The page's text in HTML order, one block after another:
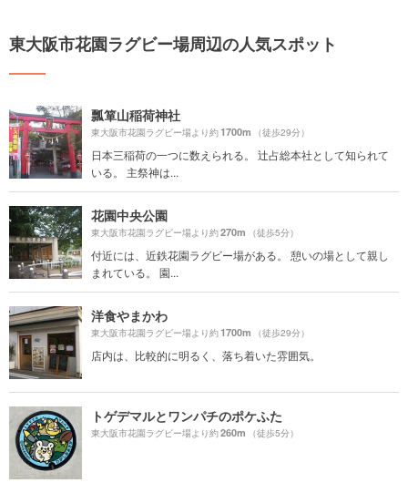
東大阪市花園ラグビー場周辺の人気スポット
瓢箪山稲荷神社
東大阪市花園ラグビー場より約1700m （徒歩29分）
日本三稲荷の一つに数えられる。 辻占総本社として知られて
いる。 主祭神は...
花園中央公園
東大阪市花園ラグビー場より約270m （徒歩5分）
付近には、近鉄花園ラグビー場がある。 憩いの場として親し
まれている。 園...
洋食やまかわ
東大阪市花園ラグビー場より約1700m （徒歩29分）
店内は、比較的に明るく、落ち着いた雰囲気。
トゲデマルとワンパチのポケふた
東大阪市花園ラグビー場より約260m （徒歩5分）